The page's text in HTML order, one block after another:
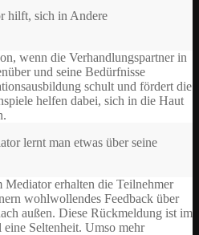
hilft, sich in Andere
wenn die Verhandlungspartner in
und seine Bedürfnisse
schult und fördert die
helfen dabei, sich in die Haut
lernt man etwas über seine
erhalten die Teilnehmer
wohlwollendes Feedback über
außen. Diese Rückmeldung ist im
Seltenheit. Umso mehr